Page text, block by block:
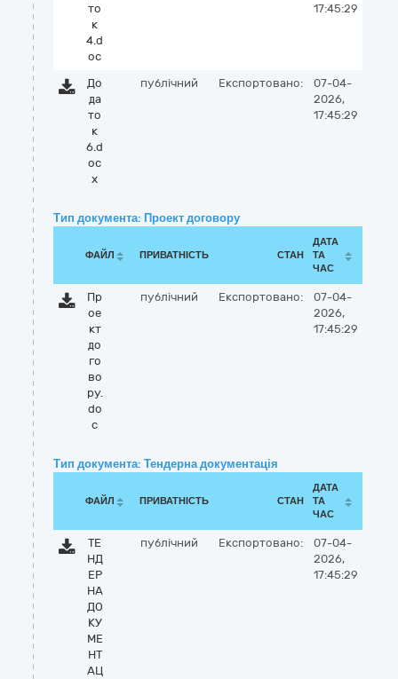
то
к
4.d
oc
17:45:29
До
да
то
к
6.d
oc
x
публічний Експортовано:
07-04-
2026,
17:45:29
Тип документа: Проект договору
ФАЙЛ ПРИВАТНІСТЬ СТАН
ДАТА
ТА
ЧАС
Пр
ое
кт
до
го
во
ру.
do
c
публічний Експортовано:
07-04-
2026,
17:45:29
Тип документа: Тендерна документація
ФАЙЛ ПРИВАТНІСТЬ СТАН
ДАТА
ТА
ЧАС
ТЕ
НД
ЕР
НА
ДО
КУ
МЕ
НТ
АЦ
публічний Експортовано:
07-04-
2026,
17:45:29